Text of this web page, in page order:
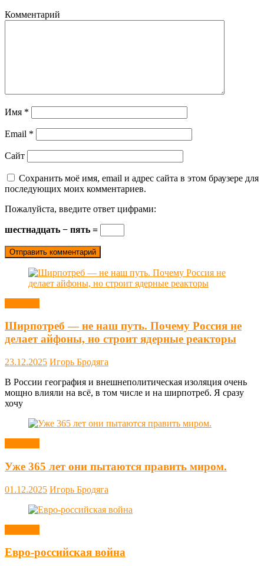
Комментарий
Имя *
Email *
Сайт
Сохранить моё имя, email и адрес сайта в этом браузере для
последующих моих комментариев.
Пожалуйста, введите ответ цифрами:
шестнадцать − пять =
Ширпотреб — не наш путь. Почему Россия не
делает айфоны, но строит ядерные реакторы
23.12.2025 Игорь Бродяга
В России география и внешнеполитическая изоляция очень
мощно влияли на всё, в том числе и на ширпотреб. Я сразу
хочу
Уже 365 лет они пытаются править миром.
01.12.2025 Игорь Бродяга
Евро-российская война